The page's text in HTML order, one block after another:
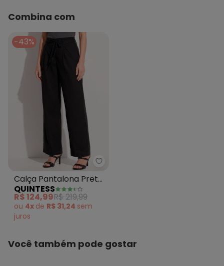
Combina com
-43%
Quintess - Calça Pantalona
Calça Pantalona Preta
em Viscose e Linho
com Cintura Alta
QUINTESS
R$ 124,99R$ 219,99
ou 4x de R$ 31,24 sem
juros
Você também pode gostar